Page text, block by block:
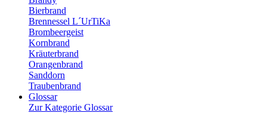
Bierbrand
Brennessel L´UrTiKa
Brombeergeist
Kornbrand
Kräuterbrand
Orangenbrand
Sanddorn
Traubenbrand
Glossar
Zur Kategorie Glossar